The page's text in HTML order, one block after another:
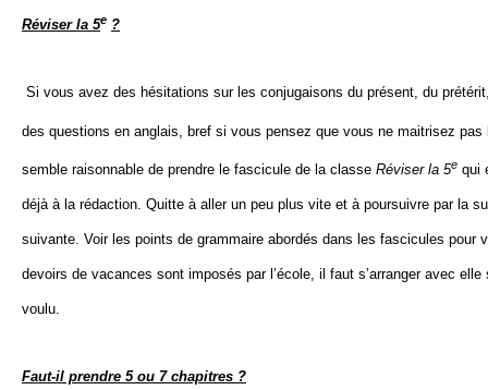
Réviser la 5e ?
Si vous avez des hésitations sur les conjugaisons du présent, du
des questions en anglais, bref si vous pensez que vous ne maitrisez pas
semble raisonnable de prendre le fascicule de la classe Réviser la 5e qui
déjà à la rédaction. Quitte à aller un peu plus vite et à poursuivre par la
suivante. Voir les points de grammaire abordés dans les fascicules pour
devoirs de vacances sont imposés par l’école, il faut s’arranger avec elle
voulu.
Faut-il prendre 5 ou 7 chapitres ?